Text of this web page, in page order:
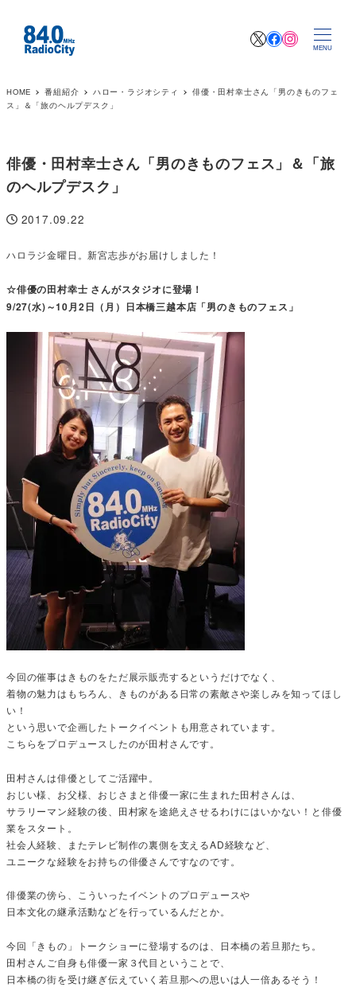
XFacebook
MENU
HOME 番組紹介 ハロー・ラジオシティ
俳優・田村幸士さん「男のきものフェ
ス」＆「旅のヘルプデスク」
俳優・田村幸士さん「男のきものフェス」＆「旅
のヘルプデスク」
投稿日
2017.09.22
ハロラジ金曜日。新宮志歩がお届けしました！
☆俳優の田村幸士 さんがスタジオに登場！
9/27(水)～10月2日（月）日本橋三越本店「男のきものフェス」
今回の催事はきものをただ展示販売するというだけでなく、
着物の魅力はもちろん、きものがある日常の素敵さや楽しみを知ってほし
い！
という思いで企画したトークイベントも用意されています。
こちらをプロデュースしたのが田村さんです。
田村さんは俳優としてご活躍中。
おじい様、お父様、おじさまと俳優一家に生まれた田村さんは、
サラリーマン経験の後、田村家を途絶えさせるわけにはいかない！と俳優
業をスタート。
社会人経験、またテレビ制作の裏側を支えるAD経験など、
ユニークな経験をお持ちの俳優さんですなのです。
俳優業の傍ら、こういったイベントのプロデュースや
日本文化の継承活動などを行っているんだとか。
今回「きもの」トークショーに登場するのは、日本橋の若旦那たち。
田村さんご自身も俳優一家３代目ということで、
日本橋の街を受け継ぎ伝えていく若旦那への思いは人一倍あるそう！